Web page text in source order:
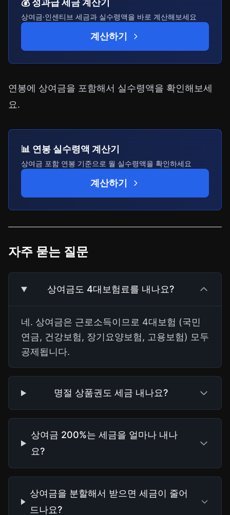
💰 성과급 세금 계산기
상여금·인센티브 세금과 실수령액을 바로 계산해보세요
계산하기
연봉에 상여금을 포함해서 실수령액을 확인해보세
요.
📊 연봉 실수령액 계산기
상여금 포함 연봉 기준으로 월 실수령액을 확인하세요
계산하기
자주 묻는 질문
상여금도 4대보험료를 내나요?
네. 상여금은 근로소득이므로 4대보험 (국민
연금, 건강보험, 장기요양보험, 고용보험) 모두
공제됩니다.
명절 상품권도 세금 내나요?
상여금 200%는 세금을 얼마나 내나
요?
상여금을 분할해서 받으면 세금이 줄어
드나요?